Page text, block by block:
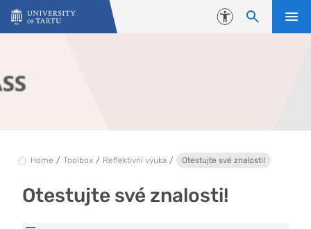
Skip to content
Accessibility
Home Toolbox Reflektivní výuka Otestujte své znalosti!
Otestujte své znalosti!